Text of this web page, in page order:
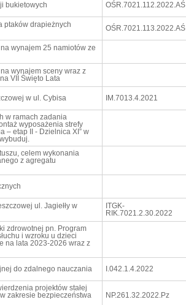
bukietowych OŚR.7021.112.2022.AŚ
ptaków drapieżnych
OŚR.7021.113.2022.AŚ
wynajem 25 namiotów ze
wynajem sceny wraz z
VII Święto Lata
w ul. Cybisa IM.7013.4.2021
w ramach zadania
wyposażenia strefy
– etap II - Dzielnica XI” w
celem wykonania
z agregatu
ul. Jagiełły w
ITGK-
RIK.7021.2.30.2022
zdrowotnej pn. Program
i wzroku u dzieci
na lata 2023-2026 wraz z
do zdalnego nauczania I.042.1.4.2022
projektów stałej
zakresie bezpieczeństwa
NP.261.32.2022.Pz